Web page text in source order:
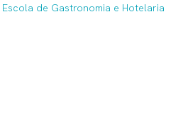
de Gastronomia e Hotelaria